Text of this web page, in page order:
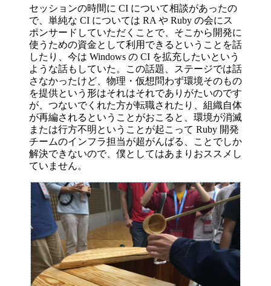
セッションの時間に CI について相談があったの
で、単純な CI については RA や Ruby の会にス
ポンサードしていただくことで、そこから開発に
使うための資金として利用できるということを話
したり、今は Windows の CI を拡充したいという
ような話もしていた。この話題、ステージでは話
さなかったけど、物理・仮想問わず環境そのもの
を提供という形はそれはそれでありがたいのです
が、つないでくれた方が転職されたり、組織自体
が再編されるということがおこると、環境が消滅
または行方不明ということが起こって Ruby 開発
チームのインフラ担当が超がんばる、ことでしか
解決できないので、僕としてはあまりおススメし
ていません。